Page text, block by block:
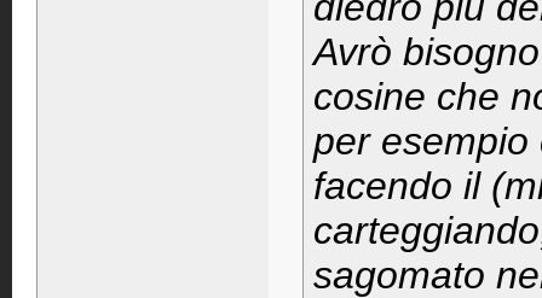
Avrò
cosine che
per esempio
facendo il
sagomato